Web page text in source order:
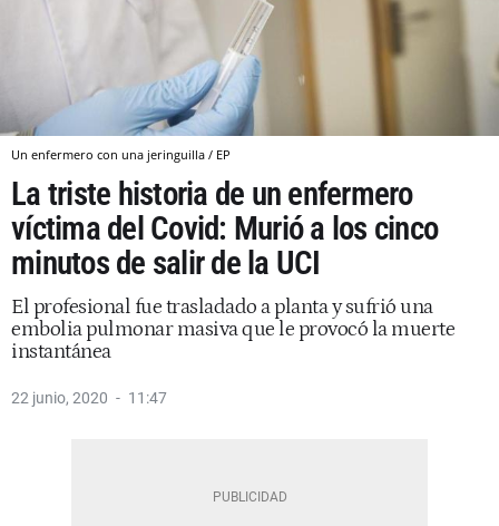
Un enfermero con una jeringuilla / EP
La triste historia de un enfermero
víctima del Covid: Murió a los cinco
minutos de salir de la UCI
El profesional fue trasladado a planta y sufrió una
embolia pulmonar masiva que le provocó la muerte
instantánea
22 junio, 2020 11:47